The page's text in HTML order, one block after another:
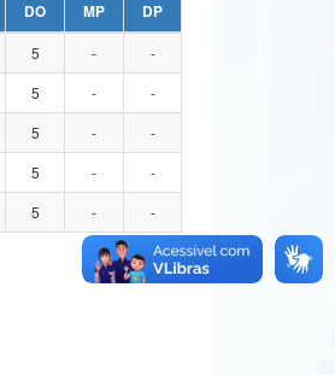
DO MP
DP
5 -
-
5 -
-
5 -
-
5 -
-
5 - -